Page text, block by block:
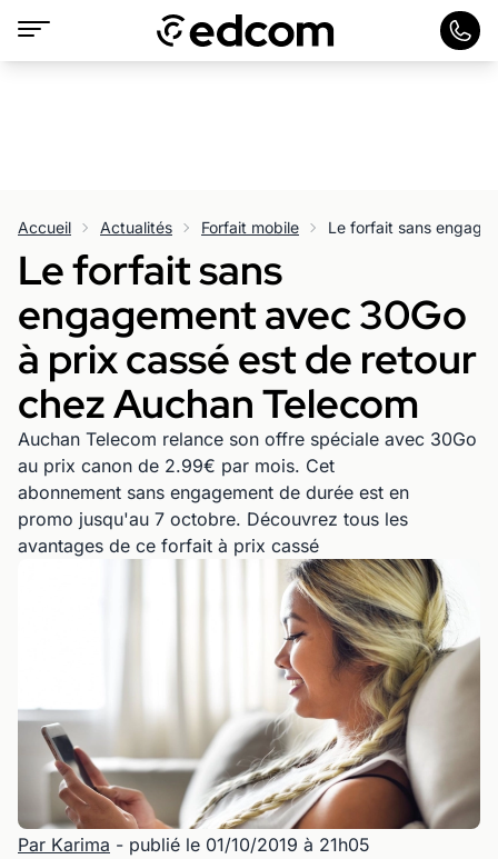
Accueil Actualités Forfait mobile
Le forfait sans
engagement avec 30Go
à prix cassé est de retour
chez Auchan Telecom
Auchan Telecom relance son offre spéciale avec 30Go
au prix canon de 2.99€ par mois. Cet
abonnement sans engagement de durée est en
promo jusqu'au 7 octobre. Découvrez tous les
avantages de ce forfait à prix cassé
Par Karima - publié le 01/10/2019 à 21h05